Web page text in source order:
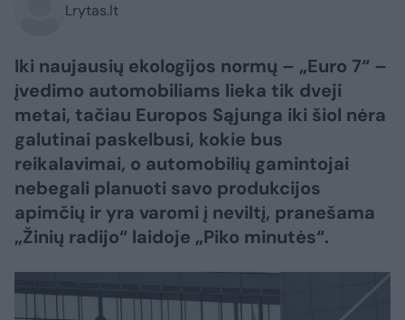
Lrytas.lt
Iki naujausių ekologijos normų – „Euro 7“ –
įvedimo automobiliams lieka tik dveji
metai, tačiau Europos Sąjunga iki šiol nėra
galutinai paskelbusi, kokie bus
reikalavimai, o automobilių gamintojai
nebegali planuoti savo produkcijos
apimčių ir yra varomi į neviltį, pranešama
„Žinių radijo“ laidoje „Piko minutės“.